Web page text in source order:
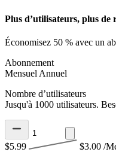
Plus d’utilisateurs, plus de
Économisez 50 % avec un
Abonnement
Mensuel Annuel
Nombre d’utilisateurs
Jusqu'à 1000 utilisateurs.
$5.99 $3.00 /